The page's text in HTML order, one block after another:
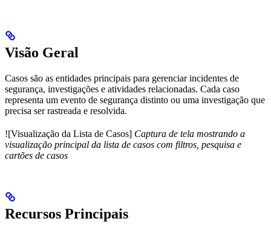
Visão Geral
Casos são as entidades principais para gerenciar incidentes de
segurança, investigações e atividades relacionadas. Cada caso
representa um evento de segurança distinto ou uma investigação que
precisa ser rastreada e resolvida.
![Visualização da Lista de Casos] Captura de tela mostrando a
visualização principal da lista de casos com filtros, pesquisa e
cartões de casos
Recursos Principais